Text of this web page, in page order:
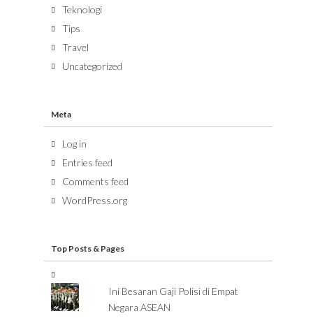
Teknologi
Tips
Travel
Uncategorized
Meta
Log in
Entries feed
Comments feed
WordPress.org
Top Posts & Pages
Ini Besaran Gaji Polisi di Empat
Negara ASEAN